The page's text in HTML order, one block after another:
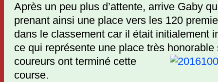
Après un peu plus d’attente, arrive Gaby
prenant ainsi une place vers les 120
dans le classement car il était initialement
ce qui représente une place très
coureurs ont terminé cette
course.